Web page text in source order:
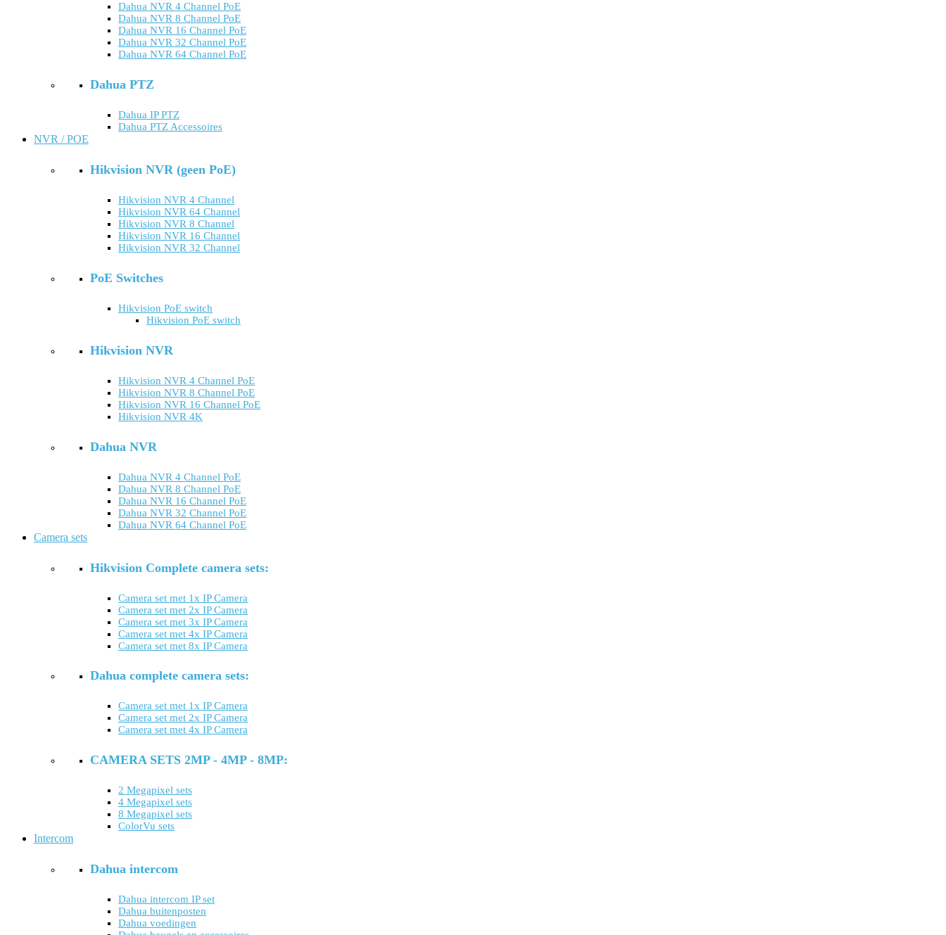
Dahua NVR 4 Channel PoE
Dahua NVR 8 Channel PoE
Dahua NVR 16 Channel PoE
Dahua NVR 32 Channel PoE
Dahua NVR 64 Channel PoE
Dahua PTZ
Dahua IP PTZ
Dahua PTZ Accessoires
NVR / POE
Hikvision NVR (geen PoE)
Hikvision NVR 4 Channel
Hikvision NVR 64 Channel
Hikvision NVR 8 Channel
Hikvision NVR 16 Channel
Hikvision NVR 32 Channel
PoE Switches
Hikvision PoE switch
Hikvision PoE switch
Hikvision NVR
Hikvision NVR 4 Channel PoE
Hikvision NVR 8 Channel PoE
Hikvision NVR 16 Channel PoE
Hikvision NVR 4K
Dahua NVR
Dahua NVR 4 Channel PoE
Dahua NVR 8 Channel PoE
Dahua NVR 16 Channel PoE
Dahua NVR 32 Channel PoE
Dahua NVR 64 Channel PoE
Camera sets
Hikvision Complete camera sets:
Camera set met 1x IP Camera
Camera set met 2x IP Camera
Camera set met 3x IP Camera
Camera set met 4x IP Camera
Camera set met 8x IP Camera
Dahua complete camera sets:
Camera set met 1x IP Camera
Camera set met 2x IP Camera
Camera set met 4x IP Camera
CAMERA SETS 2MP - 4MP - 8MP:
2 Megapixel sets
4 Megapixel sets
8 Megapixel sets
ColorVu sets
Intercom
Dahua intercom
Dahua intercom IP set
Dahua buitenposten
Dahua voedingen